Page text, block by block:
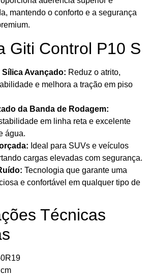
mantendo o conforto e a segurança
Giti Control P10 S
Avançado: Reduz o atrito,
e melhora a tração em piso
da Banda de Rodagem:
em linha reta e excelente
água.
Ideal para SUVs e veículos
cargas elevadas com segurança.
Tecnologia que garante uma
e confortável em qualquer tipo de
Técnicas